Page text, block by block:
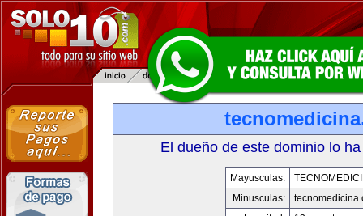
El dueño de este dominio lo
Mayusculas:
Minusculas: